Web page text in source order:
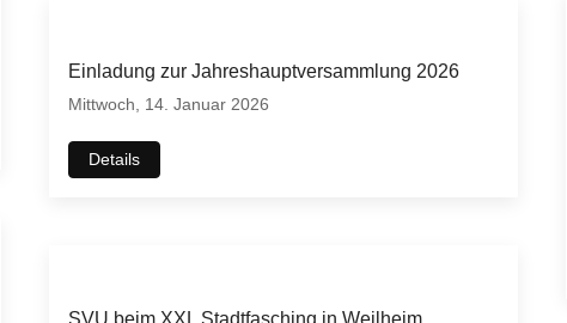
Einladung zur Jahreshauptversammlung 2026
Mittwoch, 14. Januar 2026
Details